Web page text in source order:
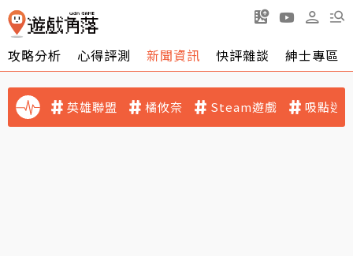
攻略分析 心得評測 新聞資訊 快評雜談 紳士專區
英雄聯盟 橘攸奈 Steam遊戲 吸點迷